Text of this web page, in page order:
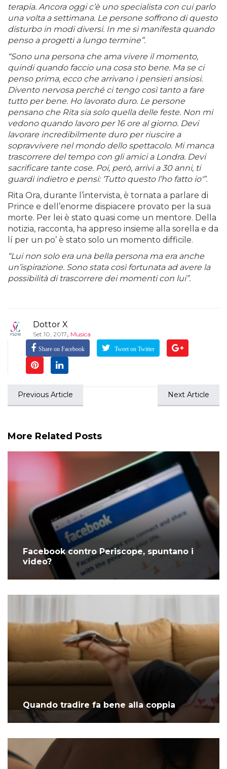
terapia. Ancora oggi c’è uno specialista con cui parlo
una volta a settimana. Le persone soffrono di questo
disturbo in modi diversi. In me si manifesta quando
penso a progetti a lungo termine”.
“Sono una persona che ama vivere il momento,
quindi quando faccio una cosa sto bene. Ma se ci
penso prima, ecco che arrivano i pensieri ansiosi.
Divento nervosa perché ci tengo così tanto a fare
tutto per bene. Ho lavorato duro. Le persone
pensano che Rita sia solo quella delle feste. Non mi
vedono quando lavoro per 16 ore al giorno. Devi
lavorare incredibilmente duro per riuscire a
sopravvivere nel mondo dello spettacolo. Mi manca
trascorrere del tempo con gli amici a Londra. Devi
sacrificare tante cose. Poi, però, arrivi a 30 anni, ti
guardi indietro e pensi: ‘Tutto questo l’ho fatto io'”.
Rita Ora, durante l’intervista, è tornata a parlare di
Prince e dell’enorme dispiacere provato per la sua
morte. Per lei è stato quasi come un mentore. Della
notizia, racconta, ha appreso insieme alla sorella e da
lí per un po’ è stato solo un momento difficile.
“Lui non solo era una bella persona ma era anche
un’ispirazione. Sono stata così fortunata ad avere la
possibilità di trascorrere dei momenti con lui”.
Dottor X
Set 10, 2017, Musica
Share on Facebook Tweet on Twitter
Previous Article Next Article
More Related Posts
Facebook contro Periscope, spuntano i
video?
Quando tradire fa bene alla coppia